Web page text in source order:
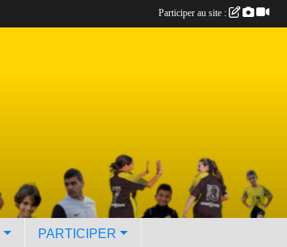
PARTICIPER
Participer au site :